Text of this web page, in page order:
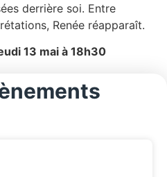
derrière soi. Entre
Renée réapparaît.
13 mai à 18h30